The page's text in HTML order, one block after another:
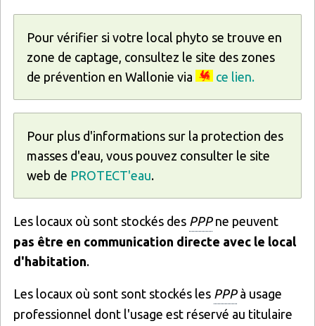
Pour vérifier si votre local phyto se trouve en
zone de captage, consultez le site des zones
de prévention en Wallonie via
ce lien.
Pour plus d'informations sur la protection des
masses d'eau, vous pouvez consulter le site
web de PROTECT'eau.
Les locaux où sont stockés des PPPne peuvent
pas être en communication directe avec le local
d'habitation.
Les locaux où sont sont stockés les PPPà usage
professionnel dont l'usage est réservé au titulaire